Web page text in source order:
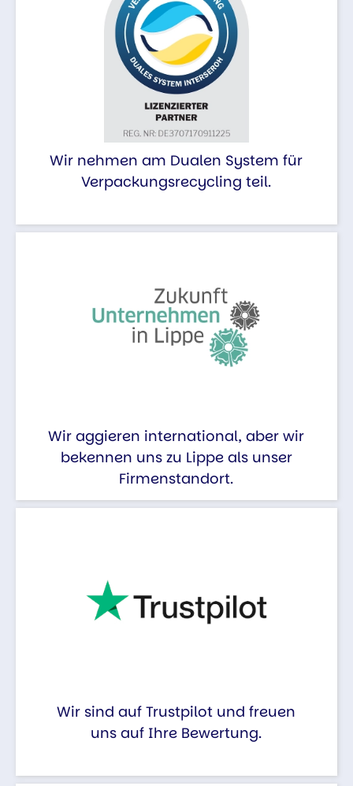
Wir nehmen am Dualen System für
Verpackungsrecycling teil.
Wir aggieren international, aber wir
bekennen uns zu Lippe als unser
Firmenstandort.
Wir sind auf Trustpilot und freuen
uns auf Ihre Bewertung.